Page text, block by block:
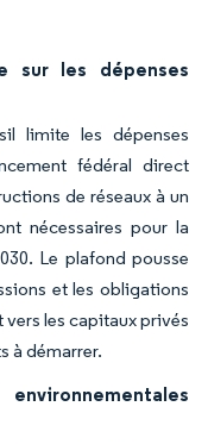
sur les dépenses
limite les dépenses
fédéral direct
de réseaux à un
nécessaires pour la
Le plafond pousse
et les obligations
les capitaux privés
à démarrer.